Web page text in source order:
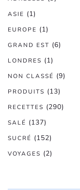
ASIE (1)
EUROPE (1)
GRAND EST (6)
LONDRES (1)
NON CLASSÉ (9)
PRODUITS (13)
RECETTES (290)
SALÉ (137)
SUCRÉ (152)
VOYAGES (2)